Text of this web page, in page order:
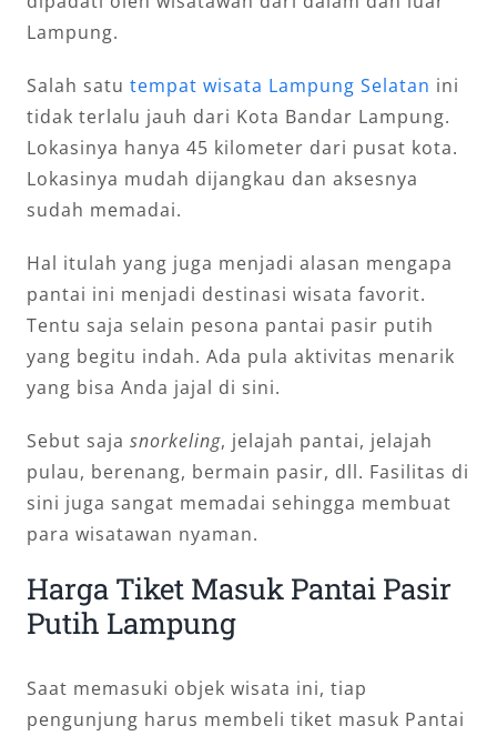
Lampung.
Salah satu tempat wisata Lampung Selatan ini
tidak terlalu jauh dari Kota Bandar Lampung.
Lokasinya hanya 45 kilometer dari pusat kota.
Lokasinya mudah dijangkau dan aksesnya
sudah memadai.
Hal itulah yang juga menjadi alasan mengapa
pantai ini menjadi destinasi wisata favorit.
Tentu saja selain pesona pantai pasir putih
yang begitu indah. Ada pula aktivitas menarik
yang bisa Anda jajal di sini.
Sebut saja snorkeling, jelajah pantai, jelajah
pulau, berenang, bermain pasir, dll. Fasilitas di
sini juga sangat memadai sehingga membuat
para wisatawan nyaman.
Harga Tiket Masuk Pantai Pasir
Putih Lampung
Saat memasuki objek wisata ini, tiap
pengunjung harus membeli tiket masuk Pantai